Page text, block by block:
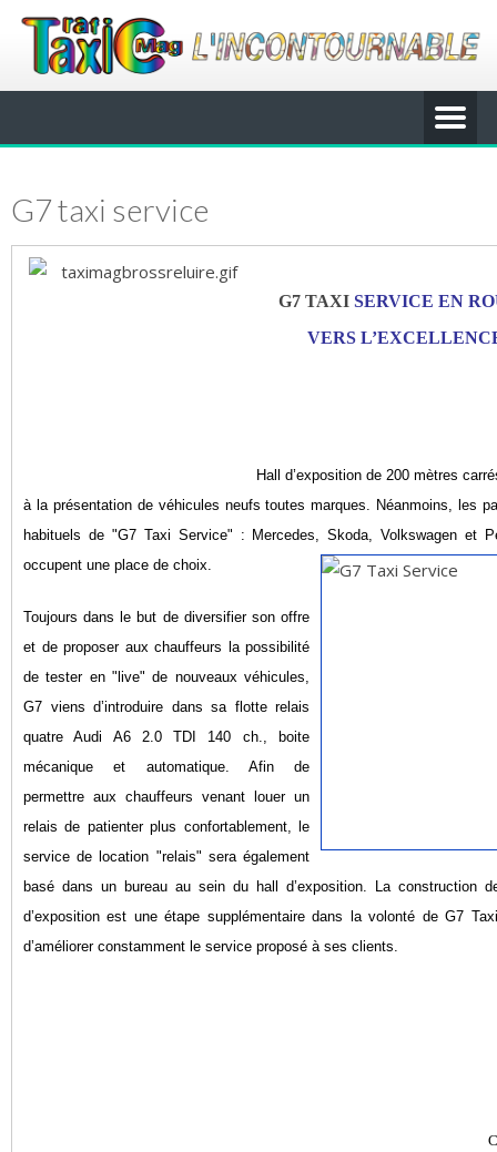
G7 taxi service
G7 TAXI SERVICE EN
VERS
Hall d’exposition de 200 mètres
à la présentation de véhicules neufs toutes marques. Néanmoins, les
habituels de "G7 Taxi Service" : Mercedes, Skoda, Volkswagen et
occupent une place de choix.
Toujours dans le but de diversifier son offre
et de proposer aux chauffeurs la possibilité
de tester en "live" de nouveaux véhicules,
G7 viens d’introduire dans sa flotte relais
quatre Audi A6 2.0 TDI 140 ch., boite
mécanique et automatique. Afin de
permettre aux chauffeurs venant l ouer un
relais de patienter plus confortablement, le
service de location "relais" sera également
basé dans un bureau au sein du hall d’exposition. La construction
d’exposition est une étape supplémentaire dans la volonté de G7
d’améliorer constamment le service proposé à ses clients.